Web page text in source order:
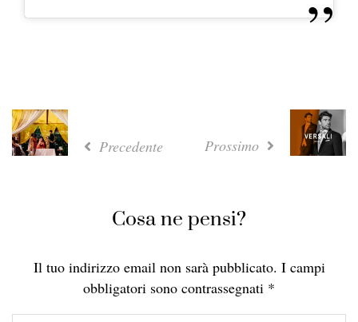
Precedente Prossimo
Cosa ne pensi?
Il tuo indirizzo email non sarà pubblicato. I campi
obbligatori sono contrassegnati *